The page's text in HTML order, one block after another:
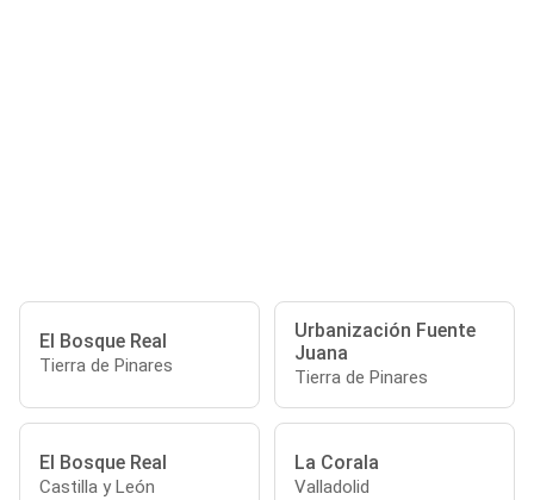
El Bosque Real
Tierra de Pinares
Urbanización Fuente
Juana
Tierra de Pinares
El Bosque Real
Castilla y León
La Corala
Valladolid